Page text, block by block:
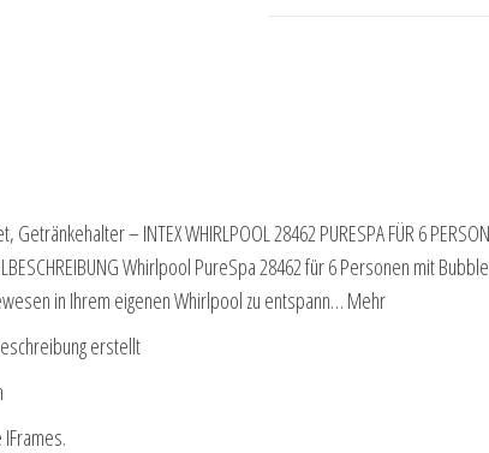
– INTEX WHIRLPOOL 28462 PURESPA FÜR 6
Whirlpool PureSpa 28462 für 6 Personen mit
in Ihrem eigenen Whirlpool zu entspann… Mehr
erstellt